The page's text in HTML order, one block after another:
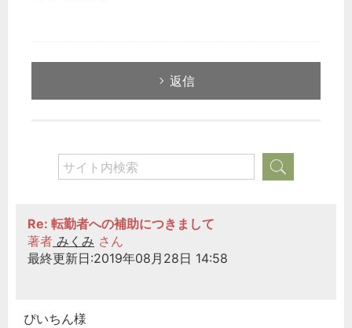
返信
Re: 転勤者への補助につきまして
著者 みくみ さん
最終更新日:2019年08月28日 14:58
ぴいちん様